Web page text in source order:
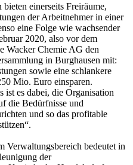
einerseits Freiräume,
der Arbeitnehmer in einer
eine Folge wie wachsender
2020, also vor dem
Wacker Chemie AG den
in Burghausen mit:
sowie eine schlankere
Mio. Euro einsparen.
ist es dabei, die Organisation
die Bedürfnisse und
und so das profitable
Verwaltungsbereich bedeutet in
der